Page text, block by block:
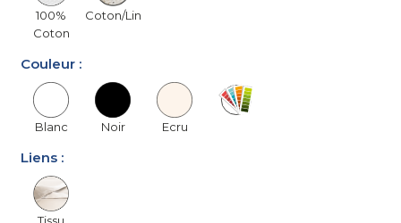
100%
Coton
Coton/Lin
Couleur :
Blanc Noir Ecru
Liens :
Tissu